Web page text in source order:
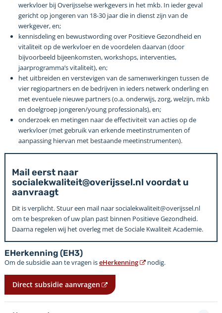
werkvloer bij Overijsselse werkgevers in het mkb. In ieder geval
gericht op jongeren van 18-30 jaar die in dienst zijn van de
werkgever, en;
kennisdeling en bewustwording over Positieve Gezondheid en
vitaliteit op de werkvloer en de voordelen daarvan (door
bijvoorbeeld bijeenkomsten, workshops, interventies,
jaarprogramma’s vitaliteit), en;
het uitbreiden en verstevigen van de samenwerkingen tussen de
vier regiopartners en de bedrijven in ieders netwerk onderling en
met eventuele nieuwe partners (o.a. onderwijs, zorg, welzijn, mkb
en doelgroep jongeren/young professionals), en;
onderzoek en metingen naar de effectiviteit van acties op de
werkvloer (met gebruik van erkende meetinstrumenten of
aanpassing hiervan met bestaande meetinstrumenten).
Mail eerst naar
socialekwaliteit@overijssel.nl voordat u
aanvraagt
Dit is verplicht. Stuur een mail naar socialekwaliteit@overijssel.nl
om te bespreken of uw plan past binnen Positieve Gezondheid.
Daarna regelen wij het overleg met de Sociale Kwaliteit Academie.
EHerkenning (EH3)
Om de subsidie aan te vragen iseHerkenning nodig.
Direct subsidie aanvragen